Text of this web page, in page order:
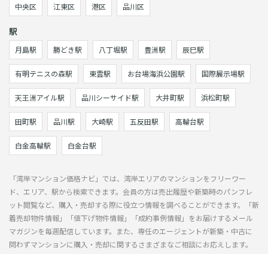
中央区 江東区 港区 品川区
駅
月島駅 勝どき駅 八丁堀駅 豊洲駅 辰巳駅
有明テニスの森駅 東雲駅 お台場海浜公園駅 国際展示場駅
天王洲アイル駅 品川シーサイド駅 大井町駅 浜松町駅
田町駅 品川駅 大崎駅 五反田駅 高輪台駅
白金高輪駅 白金台駅
「湾岸マンション価格ナビ」では、湾岸エリアのマンションをフリーワー
ド、エリア、駅から検索できます。会員の方は売出履歴や新築時のパンフレ
ット閲覧など、購入・売却する際に役立つ情報を調べることができます。「新
着売却物件情報」「値下げ物件情報」「成約事例情報」をお届けするメール
マガジンを毎週配信しています。また、専任のエージェントが新築・中古に
問わずマンションに購入・売却に関するさまざまなご相談にお応えします。